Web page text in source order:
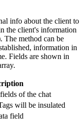
info about the client to
the client's information
The method can be
information in
Fields are shown in
of the chat
will be insulated
field